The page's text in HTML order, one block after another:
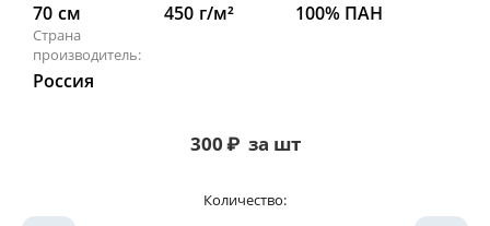
70 см 450 г/м² 100% ПАН
Страна
производитель:
Россия
300₽ за шт
Количество: